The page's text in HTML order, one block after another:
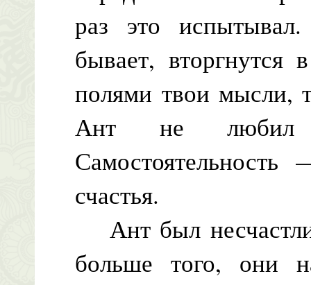
раз это
бывает,
полями твои мысли,
Ант не любил
счастья.
Ант был
больше того, они